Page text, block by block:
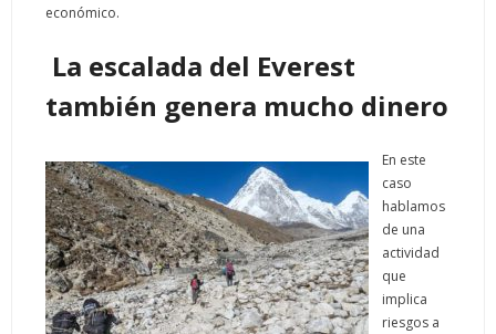
económico.
La escalada del Everest
también genera mucho dinero
En este
caso
hablamos
de una
actividad
que
implica
riesgos a